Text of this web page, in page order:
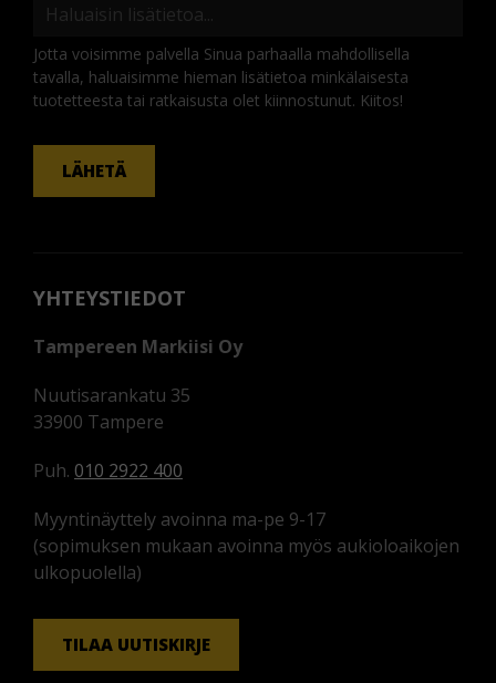
Jotta voisimme palvella Sinua parhaalla mahdollisella
tavalla, haluaisimme hieman lisätietoa minkälaisesta
tuotetteesta tai ratkaisusta olet kiinnostunut. Kiitos!
KOMMENTTI
LÄHETÄ
YHTEYSTIEDOT
Tampereen Markiisi Oy
Nuutisarankatu 35
33900 Tampere
Puh. 010 2922 400
Myyntinäyttely avoinna ma-pe 9-17
(sopimuksen mukaan avoinna myös aukioloaikojen
ulkopuolella)
TILAA UUTISKIRJE